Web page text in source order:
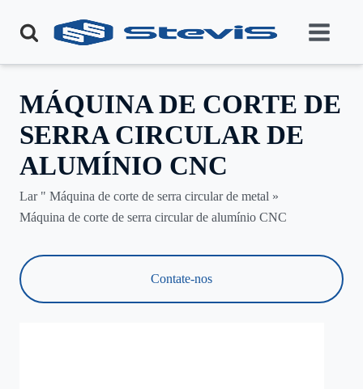
MÁQUINA DE CORTE DE
SERRA CIRCULAR DE
ALUMÍNIO CNC
Lar " Máquina de corte de serra circular de metal »
Máquina de corte de serra circular de alumínio CNC
Contate-nos